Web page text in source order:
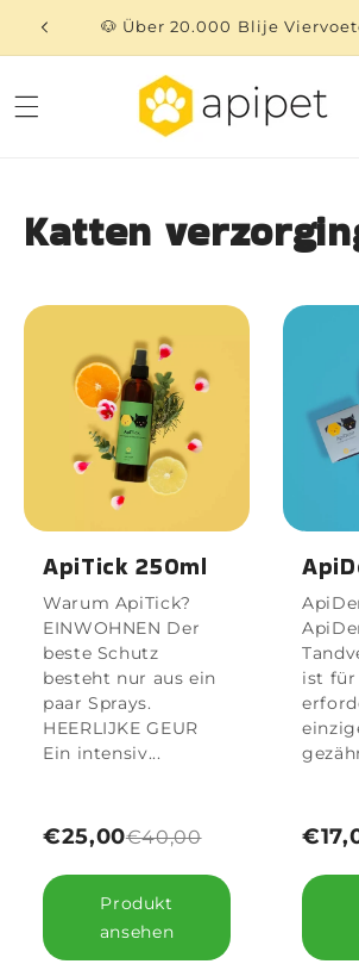
zum
Inhalt
🐶 Über 20.000 Blije
Katten
ApiTick 250ml
Warum ApiTick?
EINWOHNEN Der
beste Schutz
besteht nur aus ein
paar Sprays.
HEERLIJKE GEUR
Ein intensiv...
€25,00€40,00
Produkt
ansehen
ist für